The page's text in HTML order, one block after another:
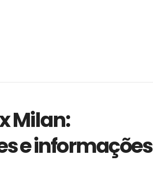
Milan:
e informações